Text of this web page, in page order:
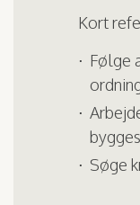
Kort
Følge
Søge